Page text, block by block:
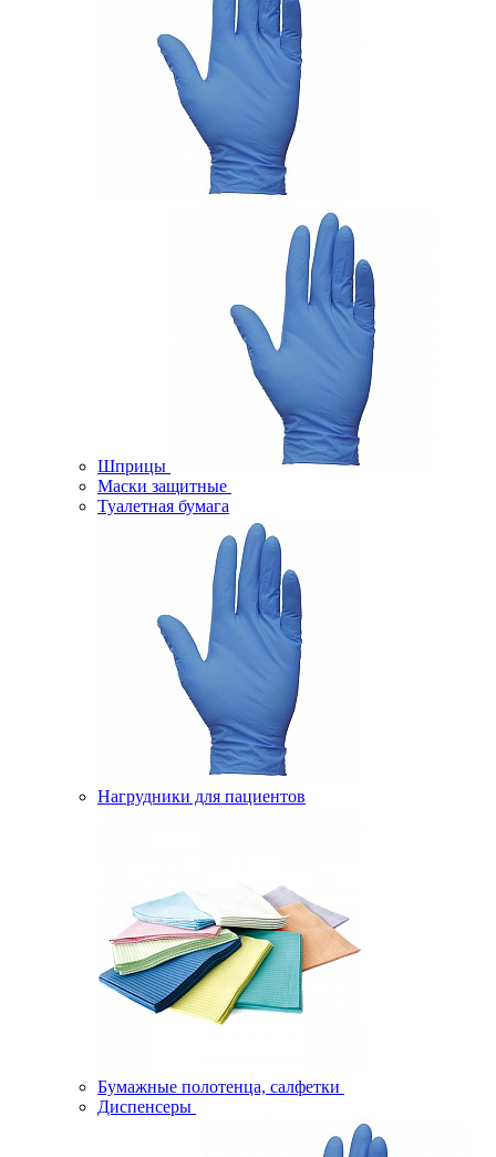
Шприцы
Маски защитные
Туалетная бумага
Нагрудники для пациентов
Бумажные полотенца, салфетки
Диспенсеры